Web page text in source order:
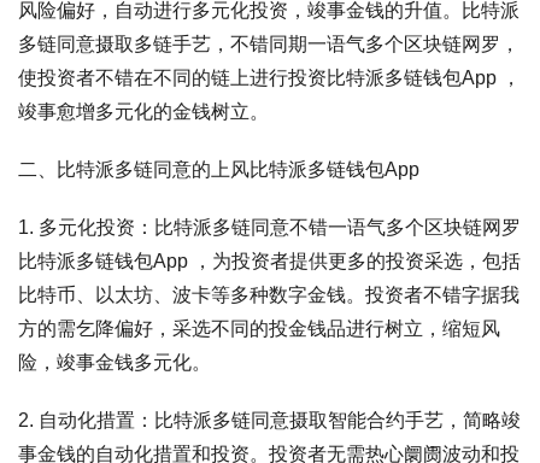
风险偏好，自动进行多元化投资，竣事金钱的升值。比特派
多链同意摄取多链手艺，不错同期一语气多个区块链网罗，
使投资者不错在不同的链上进行投资比特派多链钱包App ，
竣事愈增多元化的金钱树立。
二、比特派多链同意的上风比特派多链钱包App
1. 多元化投资：比特派多链同意不错一语气多个区块链网罗
比特派多链钱包App ，为投资者提供更多的投资采选，包括
比特币、以太坊、波卡等多种数字金钱。投资者不错字据我
方的需乞降偏好，采选不同的投金钱品进行树立，缩短风
险，竣事金钱多元化。
2. 自动化措置：比特派多链同意摄取智能合约手艺，简略竣
事金钱的自动化措置和投资。投资者无需热心阛阓波动和投